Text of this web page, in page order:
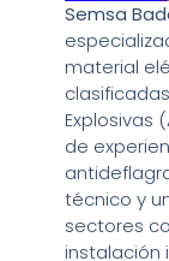
Semsa
material
Explosivas
de
técnico y
sectores
instalación